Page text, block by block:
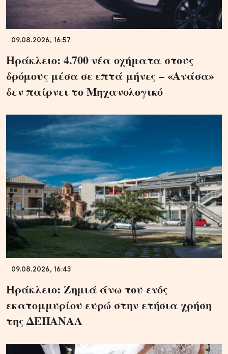
09.08.2026, 16:57
Ηράκλειο: 4.700 νέα οχήματα στους
δρόμους μέσα σε επτά μήνες – «Ανάσα»
δεν παίρνει το Μηχανολογικό
09.08.2026, 16:43
Ηράκλειο: Ζημιά άνω του ενός
εκατομμυρίου ευρώ στην ετήσια χρήση
της ΔΕΠΑΝΑΛ